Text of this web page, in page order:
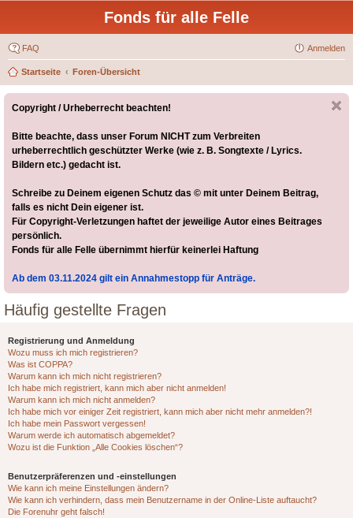
Fonds für alle Felle
FAQ Anmelden
Startseite Foren-Übersicht
Copyright / Urheberrecht beachten!
Bitte beachte, dass unser Forum NICHT zum Verbreiten
urheberrechtlich geschützter Werke (wie z. B. Songtexte / Lyrics.
Bildern etc.) gedacht ist.
Schreibe zu Deinem eigenen Schutz das © mit unter Deinem Beitrag,
falls es nicht Dein eigener ist.
Für Copyright-Verletzungen haftet der jeweilige Autor eines Beitrages
persönlich.
Fonds für alle Felle übernimmt hierfür keinerlei Haftung
Ab dem 03.11.2024 gilt ein Annahmestopp für Anträge.
Häufig gestellte Fragen
Registrierung und Anmeldung
Wozu muss ich mich registrieren?
Was ist COPPA?
Warum kann ich mich nicht registrieren?
Ich habe mich registriert, kann mich aber nicht anmelden!
Warum kann ich mich nicht anmelden?
Ich habe mich vor einiger Zeit registriert, kann mich aber nicht mehr anmelden?!
Ich habe mein Passwort vergessen!
Warum werde ich automatisch abgemeldet?
Wozu ist die Funktion „Alle Cookies löschen“?
Benutzerpräferenzen und -einstellungen
Wie kann ich meine Einstellungen ändern?
Wie kann ich verhindern, dass mein Benutzername in der Online-Liste auftaucht?
Die Forenuhr geht falsch!